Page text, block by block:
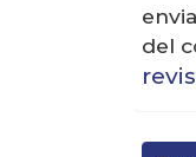
del